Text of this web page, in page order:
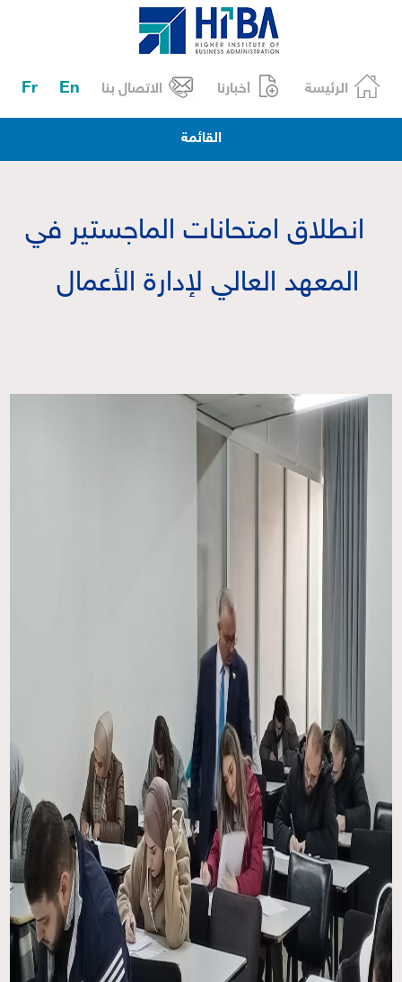
الرئيسة أخبارنا الاتصال بنا En
Fr
القائمة
انطلاق امتحانات الماجستير في
المعهد العالي لإدارة الأعمال